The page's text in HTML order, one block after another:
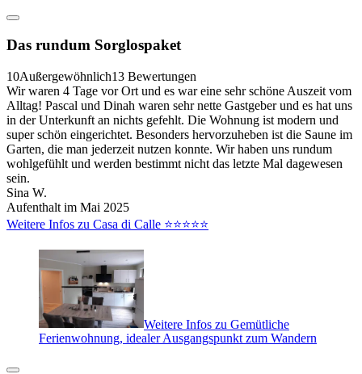
Das rundum Sorglospaket
10Außergewöhnlich13 Bewertungen
Wir waren 4 Tage vor Ort und es war eine sehr schöne Auszeit vom
Alltag! Pascal und Dinah waren sehr nette Gastgeber und es hat uns
in der Unterkunft an nichts gefehlt. Die Wohnung ist modern und
super schön eingerichtet. Besonders hervorzuheben ist die Saune im
Garten, die man jederzeit nutzen konnte. Wir haben uns rundum
wohlgefühlt und werden bestimmt nicht das letzte Mal dagewesen
sein.
Sina W.
Aufenthalt im Mai 2025
Weitere Infos zu Casa di Calle ⭐️⭐️⭐️⭐️⭐️
Weitere Infos zu Gemütliche
Ferienwohnung, idealer Ausgangspunkt zum Wandern